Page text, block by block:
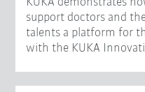
support doctors and
talents a platform for
with the KUKA